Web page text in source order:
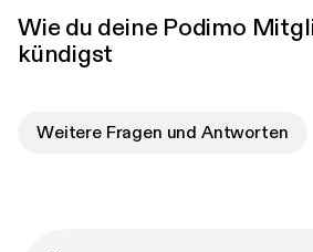
Wie du deine Podimo
kündigst
Weitere Fragen und Antworten